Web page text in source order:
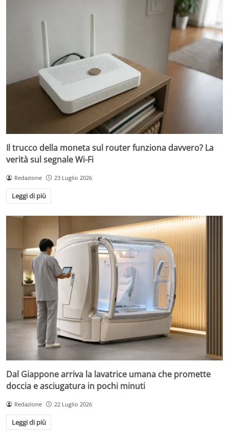
Il trucco della moneta sul router funziona davvero? La
verità sul segnale Wi-Fi
Redazione 23 Luglio 2026
Leggi di più
Dal Giappone arriva la lavatrice umana che promette
doccia e asciugatura in pochi minuti
Redazione 22 Luglio 2026
Leggi di più